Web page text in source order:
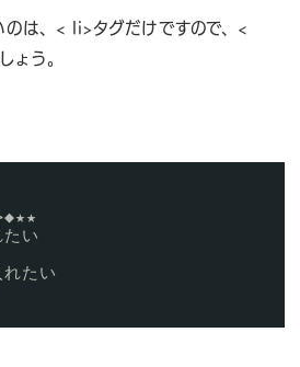
は、< li>タグだけですので、<
ょう。
い
たい